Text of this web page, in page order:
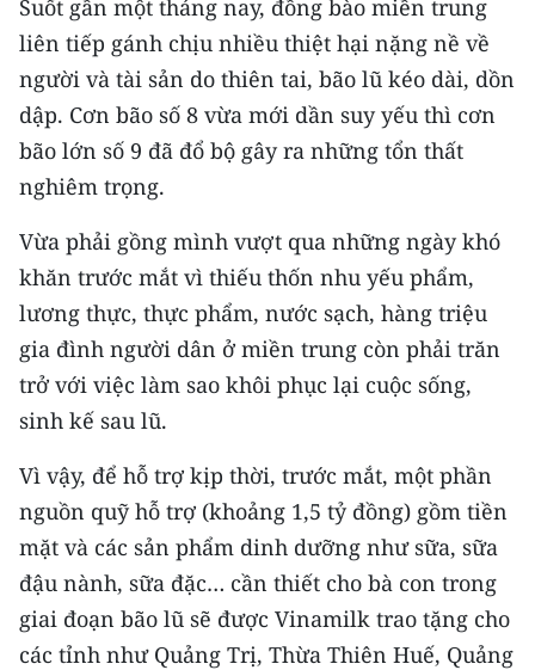
CHƯƠNG TRÌNH OCOP - MỖI XÃ
MỘT SẢN PHẨM
RADIO
MEDIA CENTER
E-Magazine
Video
Media Chính trị
Media Kinh tế
Media Xã hội
Media Pháp luật
Media Du lịch
Media Thế giới
Suốt gần một tháng nay, đồng bào miền trung
liên tiếp gánh chịu nhiều thiệt hại nặng nề về
người và tài sản do thiên tai, bão lũ kéo dài, dồn
dập. Cơn bão số 8 vừa mới dần suy yếu thì cơn
bão lớn số 9 đã đổ bộ gây ra những tổn thất
nghiêm trọng.
Vừa phải gồng mình vượt qua những ngày khó
khăn trước mắt vì thiếu thốn nhu yếu phẩm,
lương thực, thực phẩm, nước sạch, hàng triệu
gia đình người dân ở miền trung còn phải trăn
trở với việc làm sao khôi phục lại cuộc sống,
sinh kế sau lũ.
Vì vậy, để hỗ trợ kịp thời, trước mắt, một phần
nguồn quỹ hỗ trợ (khoảng 1,5 tỷ đồng) gồm tiền
mặt và các sản phẩm dinh dưỡng như sữa, sữa
đậu nành, sữa đặc… cần thiết cho bà con trong
giai đoạn bão lũ sẽ được Vinamilk trao tặng cho
các tỉnh như Quảng Trị, Thừa Thiên Huế, Quảng